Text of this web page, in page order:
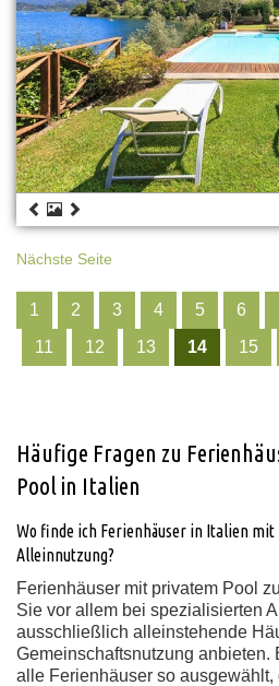
Nächste Seite
1 2 3 4 5 6
11
12 13 14 15
Häufige Fragen zu
Pool in Italien
Wo finde ich Ferienhäuser in Italien
Alleinnutzung?
Ferienhäuser mit privatem Pool
Sie vor allem bei spezialisierten
ausschließlich alleinstehende
Gemeinschaftsnutzung anbieten.
alle Ferienhäuser so ausgewählt,